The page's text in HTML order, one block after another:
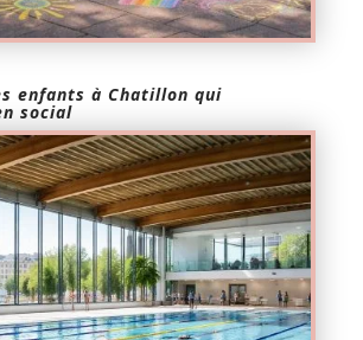
enfants à Chatillon qui
social